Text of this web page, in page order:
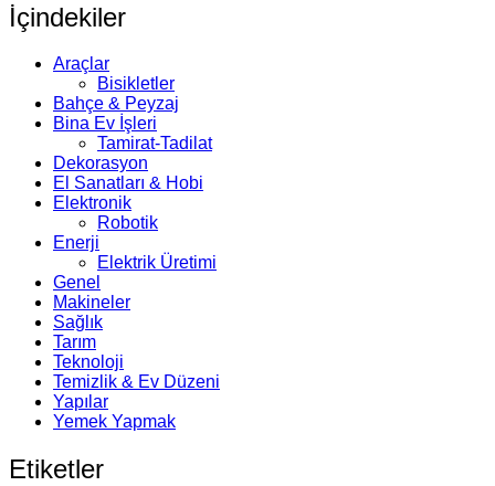
İçindekiler
Araçlar
Bisikletler
Bahçe & Peyzaj
Bina Ev İşleri
Tamirat-Tadilat
Dekorasyon
El Sanatları & Hobi
Elektronik
Robotik
Enerji
Elektrik Üretimi
Genel
Makineler
Sağlık
Tarım
Teknoloji
Temizlik & Ev Düzeni
Yapılar
Yemek Yapmak
Etiketler